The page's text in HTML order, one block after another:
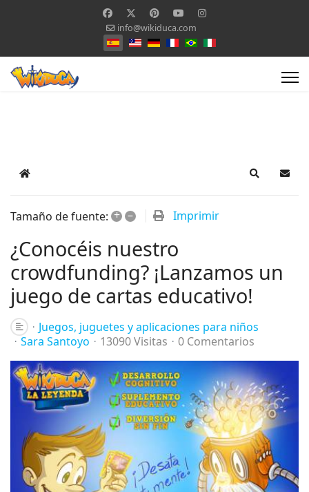
info@wikiduca.com
Seleccione su idioma
Home Search
Tamaño de fuente: + – Imprimir
¿Conocéis nuestro
crowdfunding? ¡Lanzamos un
juego de cartas educativo!
Juegos, juguetes y aplicaciones para niños
Sara Santoyo
13090 Visitas 0 Comentarios